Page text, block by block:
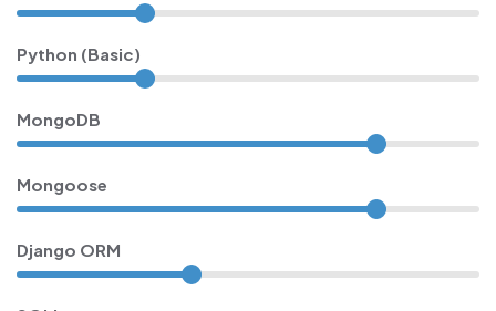
Python (basic)
MongoDB
Mongoose
Django ORM